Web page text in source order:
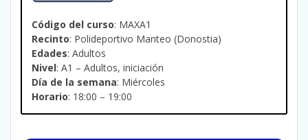
Código del curso: MAXA1
Recinto: Polideportivo Manteo (Donostia)
Edades: Adultos
Nivel: A1 – Adultos, iniciación
Día de la semana: Miércoles
Horario: 18:00 – 19:00